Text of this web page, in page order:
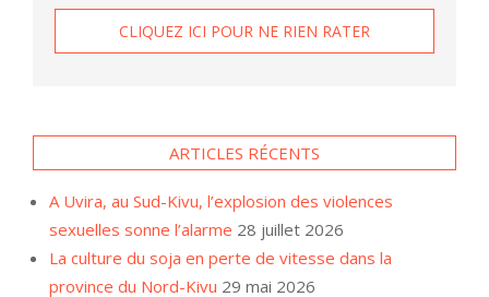
ARTICLES RÉCENTS
A Uvira, au Sud-Kivu, l’explosion des violences
sexuelles sonne l’alarme 28 juillet 2026
La culture du soja en perte de vitesse dans la
province du Nord-Kivu 29 mai 2026